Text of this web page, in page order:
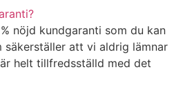
nöjd kundgaranti som du kan
säkerställer att vi aldrig lämnar
helt tillfredsställd med det